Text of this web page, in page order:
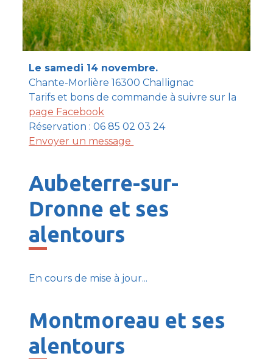
Le samedi 14 novembre.
Chante-Morlière 16300 Challignac
Tarifs et bons de commande à suivre sur la
page Facebook
Réservation : 06 85 02 03 24
Envoyer un message
Aubeterre-sur-
Dronne et ses
alentours
En cours de mise à jour...
Montmoreau et ses
alentours